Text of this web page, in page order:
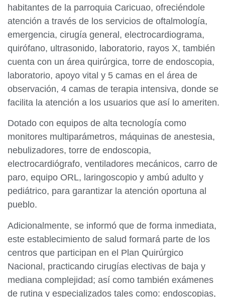
habitantes de la parroquia Caricuao, ofreciéndole
atención a través de los servicios de oftalmología,
emergencia, cirugía general, electrocardiograma,
quirófano, ultrasonido, laboratorio, rayos X, también
cuenta con un área quirúrgica, torre de endoscopia,
laboratorio, apoyo vital y 5 camas en el área de
observación, 4 camas de terapia intensiva, donde se
facilita la atención a los usuarios que así lo ameriten.
Dotado con equipos de alta tecnología como
monitores multiparámetros, máquinas de anestesia,
nebulizadores, torre de endoscopia,
electrocardiógrafo, ventiladores mecánicos, carro de
paro, equipo ORL, laringoscopio y ambú adulto y
pediátrico, para garantizar la atención oportuna al
pueblo.
Adicionalmente, se informó que de forma inmediata,
este establecimiento de salud formará parte de los
centros que participan en el Plan Quirúrgico
Nacional, practicando cirugías electivas de baja y
mediana complejidad; así como también exámenes
de rutina y especializados tales como: endoscopias,